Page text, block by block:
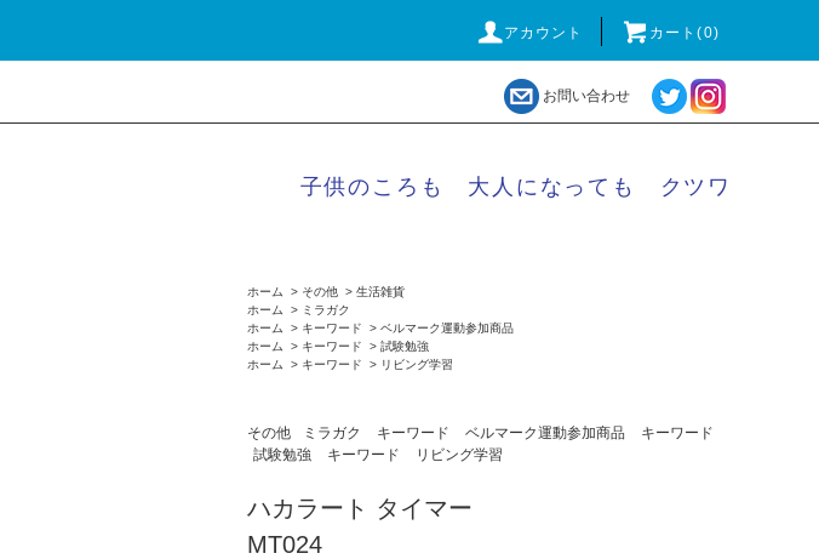
アカウント カート(0)
お問い合わせ
子供のころも 大人になっても クツワ
ホーム > その他 > 生活雑貨
ホーム
> ミラガク
ホーム
> キーワード > ベルマーク運動参加商品
ホーム
> キーワード > 試験勉強
ホーム
> キーワード > リビング学習
その他 ミラガク キーワード ベルマーク運動参加商品
キーワード
試験勉強
キーワード リビング学習
ハカラート タイマー
MT024